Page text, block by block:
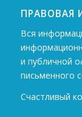
ПРАВОВАЯ
Вся
и публичной
письменного
Счастливый